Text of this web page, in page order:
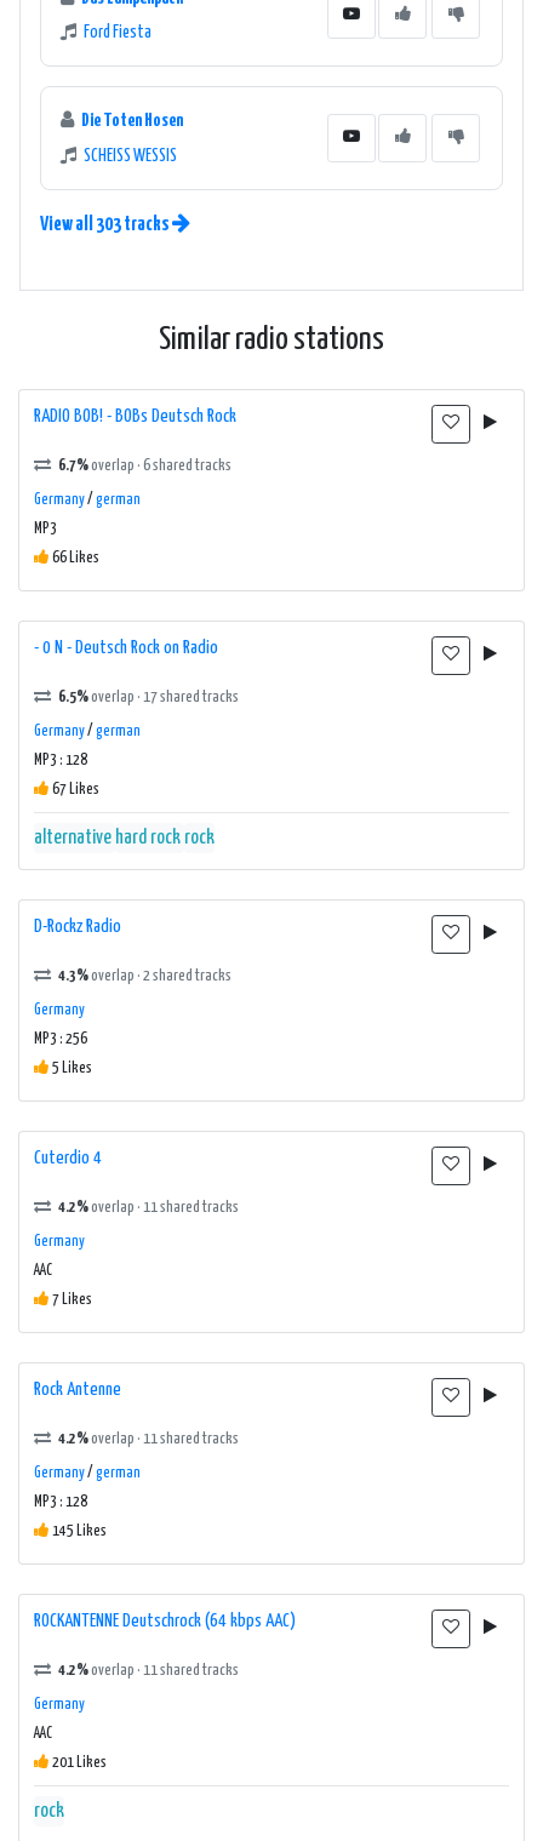
Ford Fiesta
Die Toten Hosen
SCHEISS WESSIS
View all 303 tracks
Similar radio stations
RADIO BOB! - BOBs Deutsch Rock
6.7%overlap · 6 shared tracks
Germany/ german
MP3
66 Likes
- 0 N - Deutsch Rock on Radio
6.5%overlap · 17 shared tracks
Germany/ german
MP3 : 128
67 Likes
alternative hard rock rock
D-Rockz Radio
4.3%overlap · 2 shared tracks
Germany
MP3 : 256
5 Likes
Cuterdio 4
4.2%overlap · 11 shared tracks
Germany
AAC
7 Likes
Rock Antenne
4.2%overlap · 11 shared tracks
Germany/ german
MP3 : 128
145 Likes
ROCKANTENNE Deutschrock (64 kbps AAC)
4.2%overlap · 11 shared tracks
Germany
AAC
201 Likes
rock